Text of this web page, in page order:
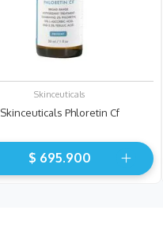
Skinceuticals
Skinceuticals Phloretin Cf
$ 695.900